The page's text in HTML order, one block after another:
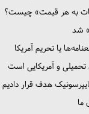
به هر قیمت» چیست؟
شد
یا تحریم‌ آمریکا
تحمیلی و آمریکایی است
هدف قرار دادیم
ما